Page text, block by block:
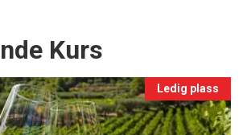
Kurs
Ledig plass